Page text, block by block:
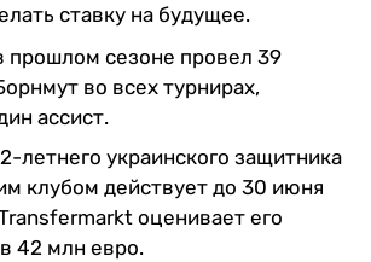
ставку на будущее.
прошлом сезоне провел 39
во всех турнирах,
ассист.
летнего украинского защитника
клубом действует до 30 июня
оценивает его
42 млн евро.